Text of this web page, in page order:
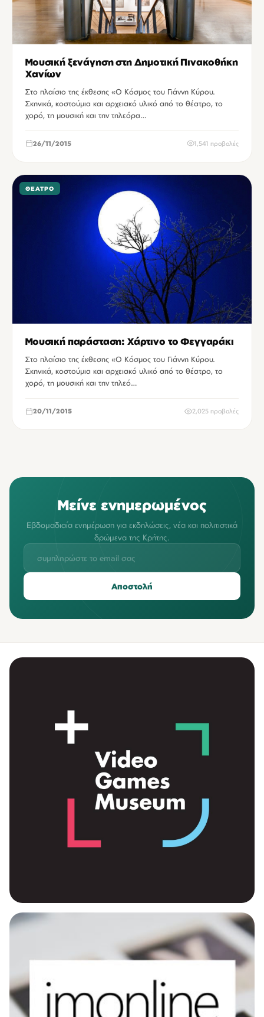
Μουσική ξενάγηση στη Δημοτική Πινακοθήκη
Χανίων
Στo πλαίσιo της έκθεσης «Ο Κόσμος του Γιάννη Κύρου.
Σκηνικά, κοστούμια και αρχειακό υλικό από το θέατρο, το
χορό, τη μουσική και την τηλεόρα…
26/11/2015 1,541 προβολές
ΘΈΑΤΡΟ
Μουσική παράσταση: Χάρτινο το Φεγγαράκι
Στο πλαίσιο της έκθεσης «Ο Κόσμος του Γιάννη Κύρου.
Σκηνικά, κοστούμια και αρχειακό υλικό από το θέατρο, το
χορό, τη μουσική και την τηλεό…
20/11/2015 2,025 προβολές
Μείνε ενημερωμένος
Εβδομαδιαία ενημέρωση για εκδηλώσεις, νέα και πολιτιστικά
δρώμενα της Κρήτης.
Αποστολή